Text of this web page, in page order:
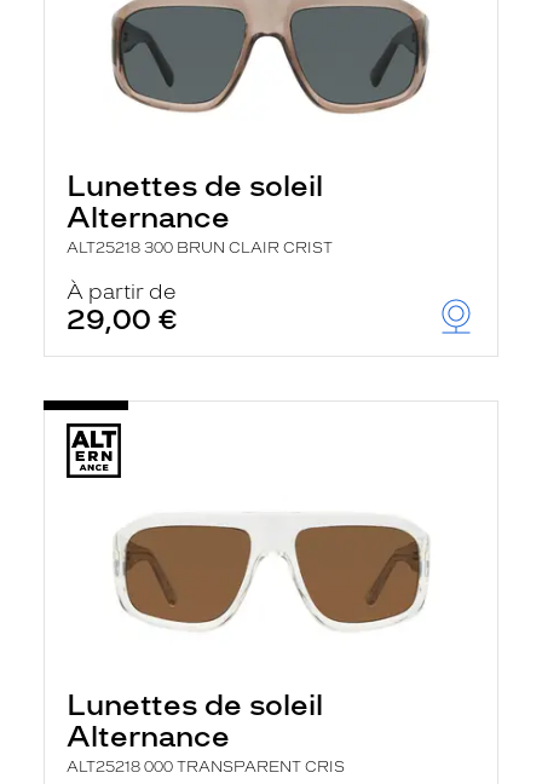
Lunettes de soleil
Alternance
ALT25218 300 BRUN CLAIR CRIST
À partir de
29,00 €
Lunettes de soleil
Alternance
ALT25218 000 TRANSPARENT CRIS